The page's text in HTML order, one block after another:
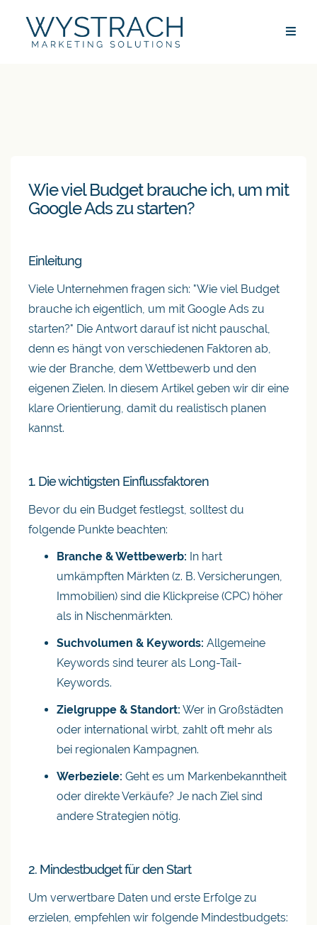
Wie viel Budget brauche ich, um mit
Google Ads zu starten?
Einleitung
Viele Unternehmen fragen sich: "Wie viel Budget
brauche ich eigentlich, um mit Google Ads zu
starten?" Die Antwort darauf ist nicht pauschal,
denn es hängt von verschiedenen Faktoren ab,
wie der Branche, dem Wettbewerb und den
eigenen Zielen. In diesem Artikel geben wir dir eine
klare Orientierung, damit du realistisch planen
kannst.
1. Die wichtigsten Einflussfaktoren
Bevor du ein Budget festlegst, solltest du
folgende Punkte beachten:
Branche & Wettbewerb: In hart
umkämpften Märkten (z. B. Versicherungen,
Immobilien) sind die Klickpreise (CPC) höher
als in Nischenmärkten.
Suchvolumen & Keywords: Allgemeine
Keywords sind teurer als Long-Tail-
Keywords.
Zielgruppe & Standort: Wer in Großstädten
oder international wirbt, zahlt oft mehr als
bei regionalen Kampagnen.
Werbeziele: Geht es um Markenbekanntheit
oder direkte Verkäufe? Je nach Ziel sind
andere Strategien nötig.
2. Mindestbudget für den Start
Um verwertbare Daten und erste Erfolge zu
erzielen, empfehlen wir folgende Mindestbudgets: